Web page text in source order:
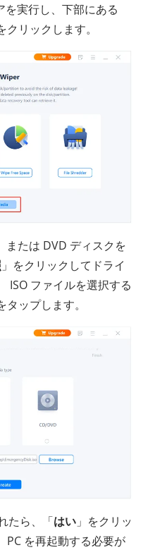
を実行し、下部にある
クリックします。
または DVD ディスクを
」をクリックしてドライ
ISO ファイルを選択する
タップします。
たら、「はい 」をクリッ
PC を再起動する必要が